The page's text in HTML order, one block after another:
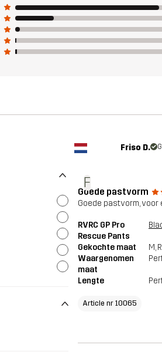
F
Friso D.
Goede pastvorm
Goede pastvorm, voor
RVRC GP Pro
Rescue Pants
Gekochte maat M,
Waargenomen
maat
Lengte
Article nr 10065